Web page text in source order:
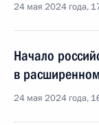
24 мая 2024 года,
Начало
в
24 мая 2024 года,